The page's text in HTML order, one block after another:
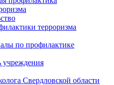
терроризма
по профилактике
учреждения
Свердловской области